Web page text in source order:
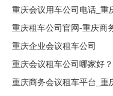
重庆会议用车公司电话_重
重庆租车公司官网-重庆商
重庆企业会议租车公司
重庆会议租车公司哪家好？
重庆商务会议租车平台_重